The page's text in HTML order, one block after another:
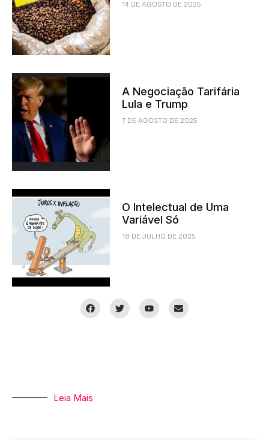
14 DE AGOSTO DE 2025
A Negociação Tarifária
Lula e Trump
7 DE AGOSTO DE 2025
O Intelectual de Uma
Variável Só
18 DE JULHO DE 2025
Leia Mais